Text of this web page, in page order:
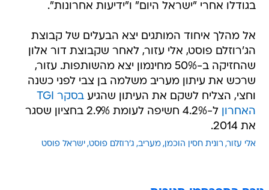
בגודלו אחרי "ישראל היום" ו"ידיעות אחרונות".
אל מהלך איחוד המותגים יצא הבעלים של קבוצת
הג'רוזלם פוסט, אלי עזור, לאחר שקבוצת דור אלון
שהחזיקה ב-50% מחינמון יצא מהשותפות. עזור,
שרכש את עיתון מעריב משלמה בן צבי לפני כשנה
וחצי, הצליח לשקם את העיתון שהגיע
בסקר TGI
האחרון
ל-4.2% חשיפה לעומת 2.9% בחציון שסגר
את 2014.
אלי עזור רונית חסין הוכמן מעריב ג'רוזלם פוסט ישראל פוסט